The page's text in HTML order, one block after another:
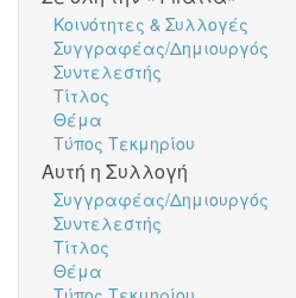
Κοινότητες & Συλλογές
Συγγραφέας/Δημιουργός
Συντελεστής
Τίτλος
Θέμα
Τύπος Τεκμηρίου
Αυτή η Συλλογή
Συγγραφέας/Δημιουργός
Συντελεστής
Τίτλος
Θέμα